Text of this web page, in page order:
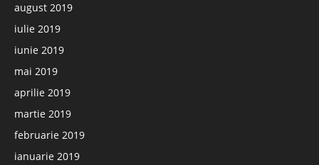
august 2019
iulie 2019
iunie 2019
mai 2019
aprilie 2019
martie 2019
februarie 2019
ianuarie 2019